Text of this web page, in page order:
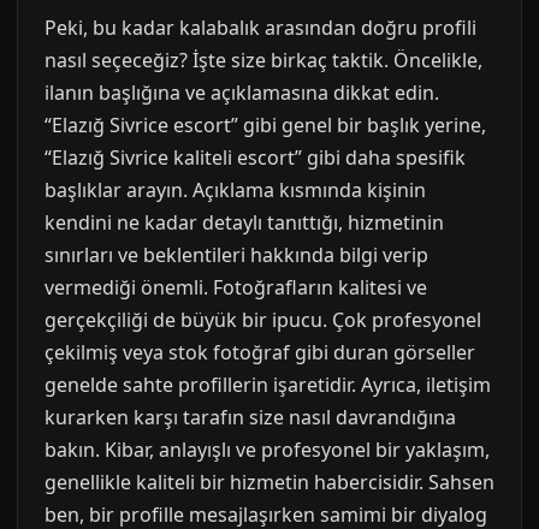
Peki, bu kadar kalabalık arasından doğru profili
nasıl seçeceğiz? İşte size birkaç taktik. Öncelikle,
ilanın başlığına ve açıklamasına dikkat edin.
“Elazığ Sivrice escort” gibi genel bir başlık yerine,
“Elazığ Sivrice kaliteli escort” gibi daha spesifik
başlıklar arayın. Açıklama kısmında kişinin
kendini ne kadar detaylı tanıttığı, hizmetinin
sınırları ve beklentileri hakkında bilgi verip
vermediği önemli. Fotoğrafların kalitesi ve
gerçekçiliği de büyük bir ipucu. Çok profesyonel
çekilmiş veya stok fotoğraf gibi duran görseller
genelde sahte profillerin işaretidir. Ayrıca, iletişim
kurarken karşı tarafın size nasıl davrandığına
bakın. Kibar, anlayışlı ve profesyonel bir yaklaşım,
genellikle kaliteli bir hizmetin habercisidir. Sahsen
ben, bir profille mesajlaşırken samimi bir diyalog